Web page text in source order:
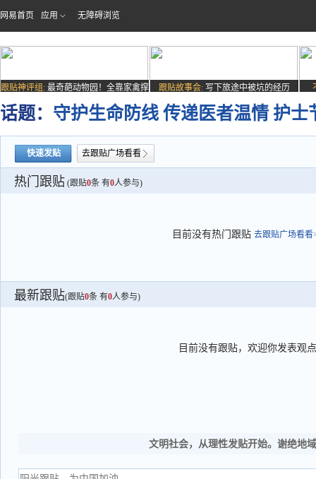
网易首页 应用 无障碍浏览
跟贴神评组: 最奇葩动物园！全靠家禽撑
场子
跟贴故事会: 写下旅途中被坑的经历
话题： 守护生命防线 传递医者温情 护
快速发贴 去跟贴广场看看
热门跟贴 (跟贴0条 有0人参与)
目前没有热门跟贴 去跟贴广场看看
最新跟贴(跟贴0条 有0人参与)
目前没有跟贴，欢迎你发表观点
文明社会，从理性发贴开始。谢绝地